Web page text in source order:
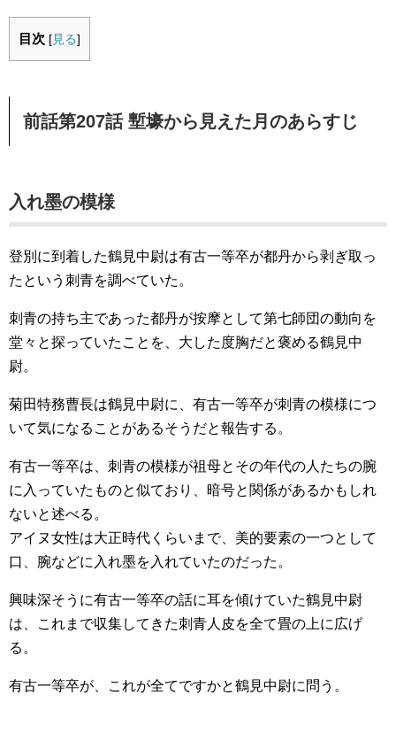
目次 [ 見る]
前話第207話 塹壕から見えた月のあらすじ
入れ墨の模様
登別に到着した鶴見中尉は有古一等卒が都丹から剥ぎ取っ
たという刺青を調べていた。
刺青の持ち主であった都丹が按摩として第七師団の動向を
堂々と探っていたことを、大した度胸だと褒める鶴見中
尉。
菊田特務曹長は鶴見中尉に、有古一等卒が刺青の模様につ
いて気になることがあるそうだと報告する。
有古一等卒は、刺青の模様が祖母とその年代の人たちの腕
に入っていたものと似ており、暗号と関係があるかもしれ
ないと述べる。
アイヌ女性は大正時代くらいまで、美的要素の一つとして
口、腕などに入れ墨を入れていたのだった。
興味深そうに有古一等卒の話に耳を傾けていた鶴見中尉
は、これまで収集してきた刺青人皮を全て畳の上に広げ
る。
有古一等卒が、これが全てですかと鶴見中尉に問う。